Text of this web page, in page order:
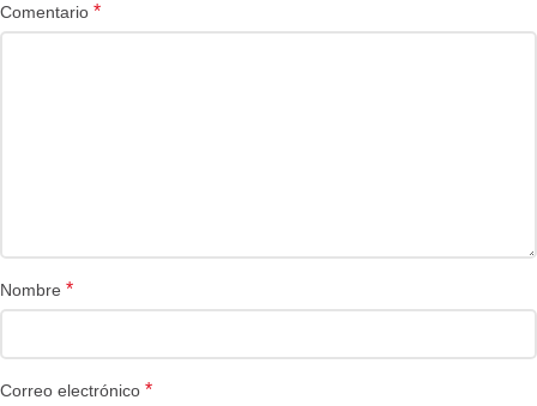
Comentario *
Nombre *
Correo electrónico *